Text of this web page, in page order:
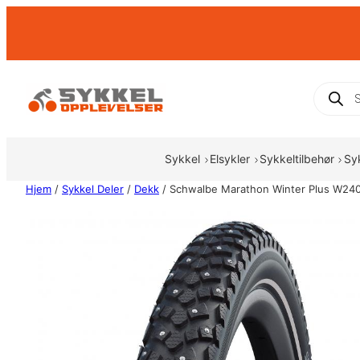
search
Sykkel Elsykler Sykkeltilbehør
Hjem / Sykkel Deler / Dekk / Schwalbe Marathon Winter Plus